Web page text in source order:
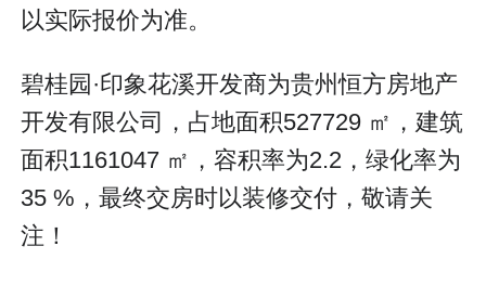
以实际报价为准。
碧桂园·印象花溪开发商为贵州恒方房地产
开发有限公司，占地面积527729 ㎡，建筑
面积1161047 ㎡，容积率为2.2，绿化率为
35 %，最终交房时以装修交付，敬请关
注！